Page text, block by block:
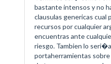
bastante intensos y no
clausulas genericas
recursos por cualquier
encuentras ante
riesgo. Tambien lo
portaherramientas